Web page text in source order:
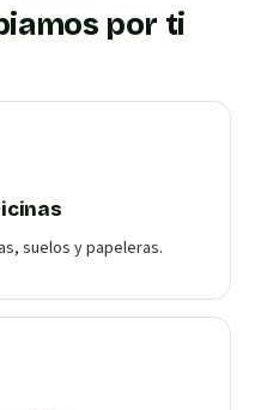
por ti
suelos y papeleras.